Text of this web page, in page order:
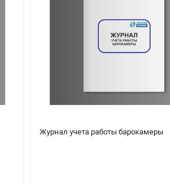
Журнал учета работы барокамеры